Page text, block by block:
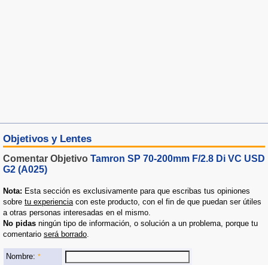
Objetivos y Lentes
Comentar Objetivo Tamron SP 70-200mm F/2.8 Di VC USD
G2 (A025)
Nota: Esta sección es exclusivamente para que escribas tus opiniones
sobre tu experienciacon este producto, con el fin de que puedan ser útiles
a otras personas interesadas en el mismo.
No pidas ningún tipo de información, o solución a un problema, porque tu
comentario será borrado.
Nombre: *